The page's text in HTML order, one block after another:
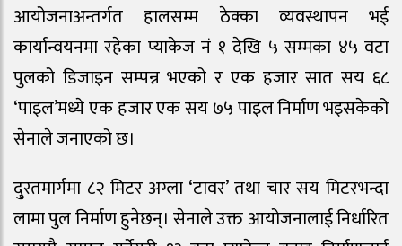
आयोजनाअन्तर्गत हालसम्म ठेक्का व्यवस्थापन भई
कार्यान्वयनमा रहेका प्याकेज नं १ देखि ५ सम्मका ४५ वटा
पुलको डिजाइन सम्पन्न भएको र एक हजार सात सय ६८
‘पाइल’मध्ये एक हजार एक सय ७५ पाइल निर्माण भइसकेको
सेनाले जनाएको छ।
दु्रतमार्गमा ८२ मिटर अग्ला ‘टावर’ तथा चार सय मिटरभन्दा
लामा पुल निर्माण हुनेछन्। सेनाले उक्त आयोजनालाई निर्धारित